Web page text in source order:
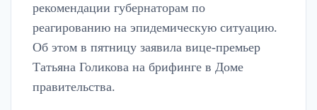
рекомендации губернаторам по
реагированию на эпидемическую ситуацию.
Об этом в пятницу заявила вице-премьер
Татьяна Голикова на брифинге в Доме
правительства.